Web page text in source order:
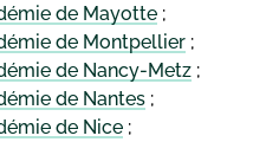
de Mayotte ;
de Montpellier ;
de Nancy-Metz ;
de Nantes ;
de Nice ;